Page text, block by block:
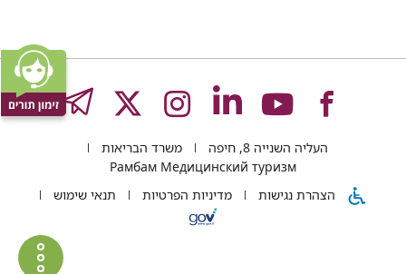
לעמוד
של
לעמוד
של
לעמוד
של
לעמוד
של
רמב"ם
לעמוד
של
רמב"ם
העליה השנייה 8, חיפה
משרד הבריאות
Рамбам Медицинский туризм
הצהרת נגישות
מדיניות הפרטיות תנאי שימוש